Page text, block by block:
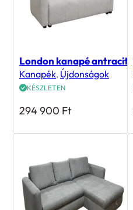
London kanapé antracit
Kanapék, Újdonságok
KÉSZLETEN
294 900 Ft